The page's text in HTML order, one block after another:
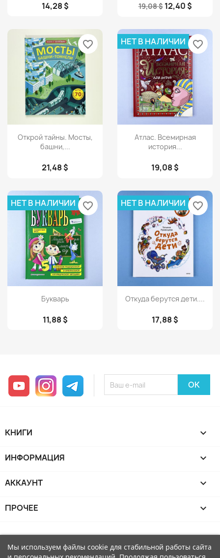
14,28 $ 19,08 $ 12,40 $
Просмотр
Открой тайны. Мосты,
башни,...
21,48 $
favorite_border
Просмотр
Атлас. Всемирная
история...
19,08 $
НЕТ В НАЛИЧИИ favorite_border
Просмотр
Букварь
11,88 $
НЕТ В НАЛИЧИИ favorite_border
Просмотр
Откуда берутся дети....
17,88 $
НЕТ В НАЛИЧИИ favorite_border
YouTube InstagramTelegram
КНИГИ 
ИНФОРМАЦИЯ 
АККАУНТ 
ПРОЧЕЕ 
Мы используем файлы cookie для стабильной работы сайта